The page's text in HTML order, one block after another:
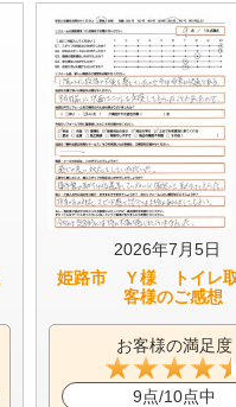
2026年7月5日
姫路市 Ｙ様 トイレ
客様のご感想
お客様の満足度
9点/10点中